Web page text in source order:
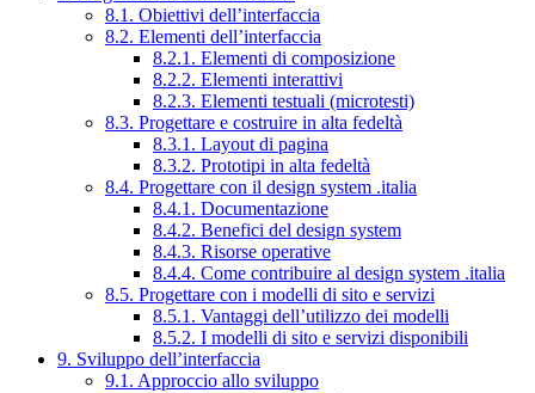
8.1. Obiettivi dell’interfaccia
8.2. Elementi dell’interfaccia
8.2.1. Elementi di composizione
8.2.2. Elementi interattivi
8.2.3. Elementi testuali (microtesti)
8.3. Progettare e costruire in alta fedeltà
8.3.1. Layout di pagina
8.3.2. Prototipi in alta fedeltà
8.4. Progettare con il design system .italia
8.4.1. Documentazione
8.4.2. Benefici del design system
8.4.3. Risorse operative
8.4.4. Come contribuire al design system .italia
8.5. Progettare con i modelli di sito e servizi
8.5.1. Vantaggi dell’utilizzo dei modelli
8.5.2. I modelli di sito e servizi disponibili
9. Sviluppo dell’interfaccia
9.1. Approccio allo sviluppo